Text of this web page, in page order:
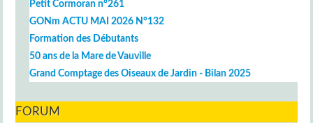
Petit Cormoran n°261
GONm ACTU MAI 2026 N°132
Formation des Débutants
50 ans de la Mare de Vauville
Grand Comptage des Oiseaux de Jardin - Bilan 2025
FORUM